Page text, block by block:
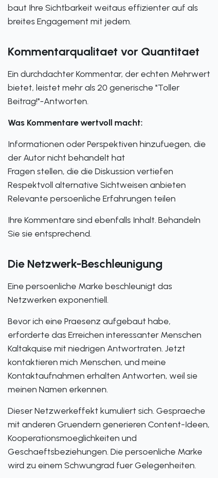
baut Ihre Sichtbarkeit weitaus effizienter auf als
breites Engagement mit jedem.
Kommentarqualitaet vor Quantitaet
Ein durchdachter Kommentar, der echten Mehrwert
bietet, leistet mehr als 20 generische "Toller
Beitrag!"-Antworten.
Was Kommentare wertvoll macht:
Informationen oder Perspektiven hinzufuegen, die
der Autor nicht behandelt hat
Fragen stellen, die die Diskussion vertiefen
Respektvoll alternative Sichtweisen anbieten
Relevante persoenliche Erfahrungen teilen
Ihre Kommentare sind ebenfalls Inhalt. Behandeln
Sie sie entsprechend.
Die Netzwerk-Beschleunigung
Eine persoenliche Marke beschleunigt das
Netzwerken exponentiell.
Bevor ich eine Praesenz aufgebaut habe,
erforderte das Erreichen interessanter Menschen
Kaltakquise mit niedrigen Antwortraten. Jetzt
kontaktieren mich Menschen, und meine
Kontaktaufnahmen erhalten Antworten, weil sie
meinen Namen erkennen.
Dieser Netzwerkeffekt kumuliert sich. Gespraeche
mit anderen Gruendern generieren Content-Ideen,
Kooperationsmoeglichkeiten und
Geschaeftsbeziehungen. Die persoenliche Marke
wird zu einem Schwungrad fuer Gelegenheiten.